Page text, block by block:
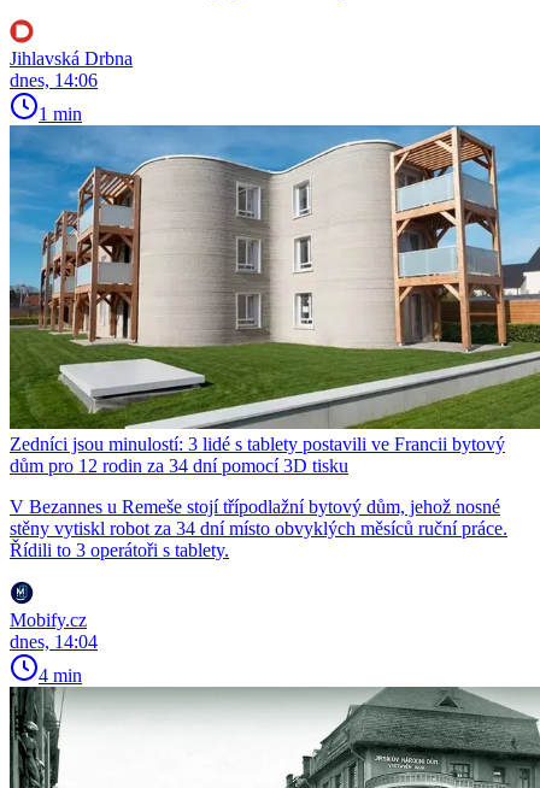
Jihlavská Drbna
dnes, 14:06
1 min
Zedníci jsou minulostí: 3 lidé s tablety postavili ve Francii bytový
dům pro 12 rodin za 34 dní pomocí 3D tisku
V Bezannes u Remeše stojí třípodlažní bytový dům, jehož nosné
stěny vytiskl robot za 34 dní místo obvyklých měsíců ruční práce.
Řídili to 3 operátoři s tablety.
Mobify.cz
dnes, 14:04
4 min